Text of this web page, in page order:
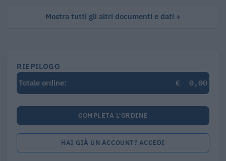
Mostra tutti gli altri documenti e dati
RIEPILOGO
Totale ordine:
€ 0,00
COMPLETA L'ORDINE
HAI GIÀ UN ACCOUNT? ACCEDI